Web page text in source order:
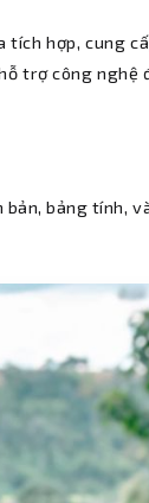
tích hợp, cung
trợ công nghệ
bảng tính,